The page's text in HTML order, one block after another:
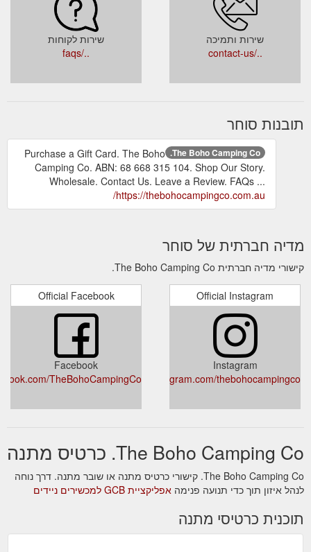
שירות לקוחות
../faqs
שירות ותמיכה
../contact-us
תובנות סוחר
The Boho Camping Co.
Purchase a Gift Card. The Boho
Camping Co. ABN: 68 668 315 104. Shop Our Story.
Wholesale. Contact Us. Leave a Review. FAQs ...
https://thebohocampingco.com.au/
מדיה חברתית של סוחר
קישורי מדיה חברתית The Boho Camping Co.
Official Facebook
Facebook
TheBohoCampingCo
Official Instagram
Instagram
instagram.com/thebohocampingco
The Boho Camping Co. כרטיס מתנה
The Boho Camping Co. קישורי כרטיס מתנה או שובר מתנה. דרך נוחה
לנהל איזון תוך כדי תנועה פנימה אפליקציית GCB למכשירים ניידים
תוכנית כרטיסי מתנה